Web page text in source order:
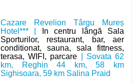
Cazare Revelion Târgu Mureș
Hotel*** |
In centru lângă Sala
Sporturilor, restaurant, bar, aer
conditionat, sauna, sala fittness,
terasa, WIFI, parcare | Sovata 62
km, Reghin 44 km, 58 km
Sighisoara, 59 km Salina Praid